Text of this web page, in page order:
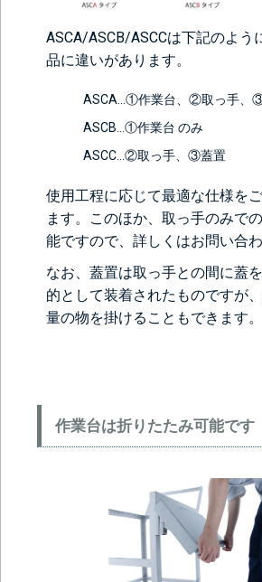
ASCA/ASCB/ASCCは下記のよう
品に違いがあります。
ASCA…①作業台、②取っ手、
ASCB…①作業台 のみ
ASCC…②取っ手、③蓋置
使用工程に応じて最適な仕様を
ます。このほか、取っ手のみで
能ですので、詳しくはお問い合わ
なお、蓋置は取っ手との間に蓋
的として装着されたものですが
量の物を掛けることもできます。
作業台は折りたたみ可能です